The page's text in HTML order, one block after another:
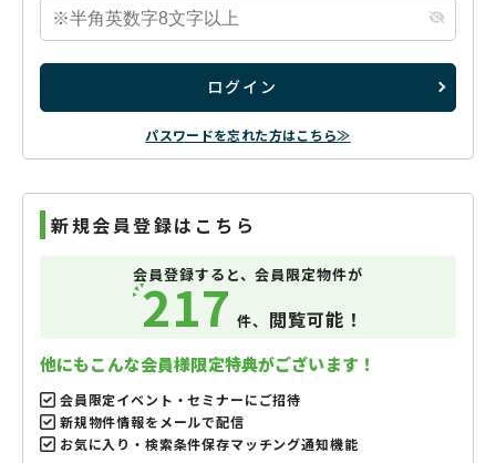
ログイン
パスワードを忘れた方はこちら≫
新規会員登録はこちら
会員登録すると、会員限定物件が
217 件、 閲覧可能！
他にもこんな会員様限定特典がございます！
会員限定イベント・セミナーにご招待
新規物件情報をメールで配信
お気に入り・検索条件保存マッチング通知機能